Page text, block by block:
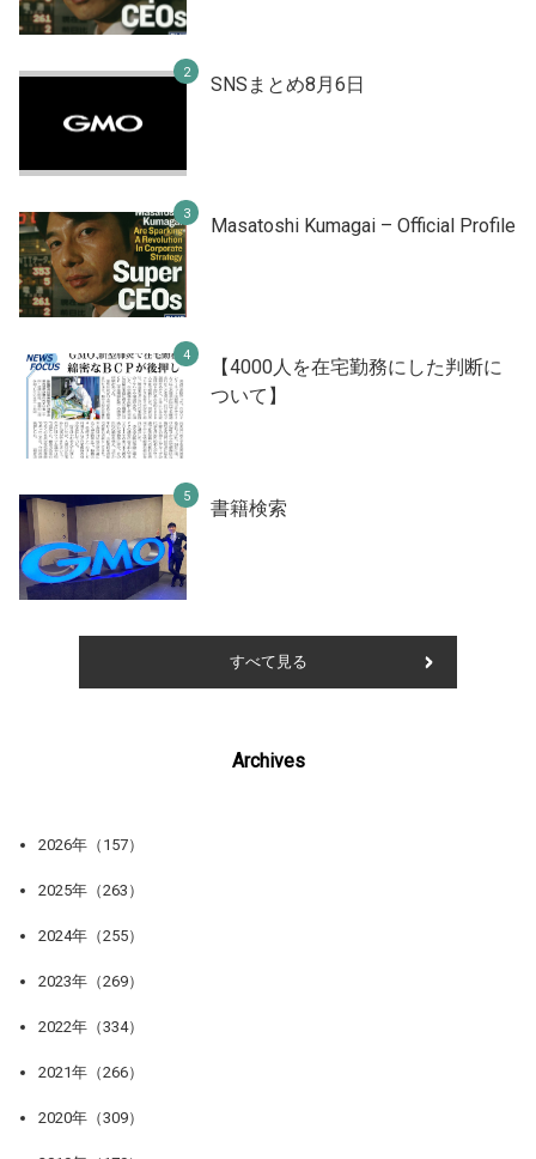
SNSまとめ8月6日
Masatoshi Kumagai – Official Profile
【4000人を在宅勤務にした判断に
ついて】
書籍検索
すべて見る
Archives
2026年（157）
2025年（263）
2024年（255）
2023年（269）
2022年（334）
2021年（266）
2020年（309）